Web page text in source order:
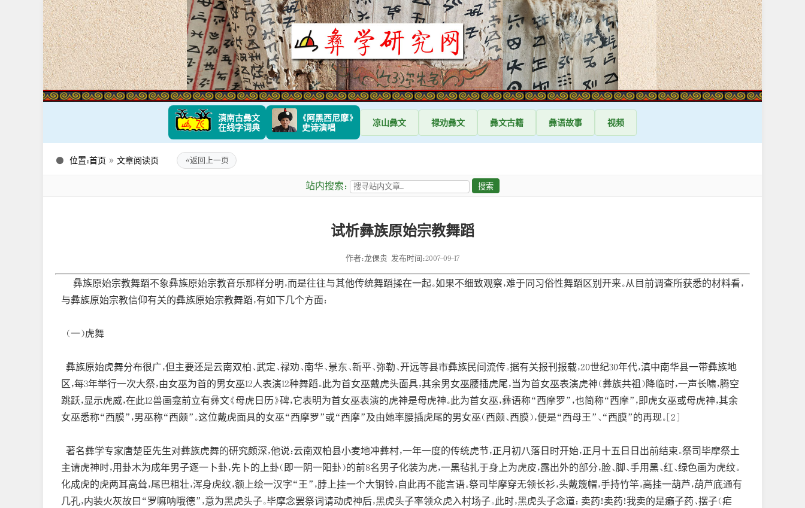
滇南古彝文
在线字词典
《阿黑西尼摩》
史诗演唱
凉山彝文 禄劝彝文 彝文古籍 彝语故事 视频
位置：首页 » 文章阅读页 «返回上一页
站内搜索：
试析彝族原始宗教舞蹈
作者：龙倮贵 发布时间：2007-09-17
彝族原始宗教舞蹈不象彝族原始宗教音乐那样分明，而是往往与其他传统舞蹈揉在一起。如果不细致观察，难于同习俗性舞蹈区别开来。从目前调查所获悉的材料看，
与彝族原始宗教信仰有关的彝族原始宗教舞蹈，有如下几个方面：
（一）虎舞
彝族原始虎舞分布很广，但主要还是云南双柏、武定、禄劝、南华、景东、新平、弥勒、开远等县市彝族民间流传。据有关报刊报载，20世纪30年代，滇中南华县一带彝族地
区，每3年举行一次大祭，由女巫为首的男女巫12人表演12种舞蹈。此为首女巫戴虎头面具，其余男女巫腰插虎尾，当为首女巫表演虎神（彝族共祖）降临时，一声长啸，腾空
跳跃，显示虎威，在此12兽画龛前立有彝文《母虎日历》碑，它表明为首女巫表演的虎神是母虎神。此为首女巫，彝语称“西摩罗”，也简称“西摩”，即虎女巫或母虎神，其余
女巫悉称“西膜”，男巫称“西颇”。这位戴虎面具的女巫“西摩罗”或“西摩”及由她率腰插虎尾的男女巫（西颇、西膜），便是“西母王”、“西膜”的再现。[2]
著名彝学专家唐楚臣先生对彝族虎舞的研究颇深，他说：云南双柏县小麦地冲彝村，一年一度的传统虎节，正月初八落日时开始，正月十五日日出前结束。祭司毕摩祭土
主请虎神时，用卦木为成年男子逐一卜卦，先卜的上卦（即一阴一阳卦）的前8名男子化装为虎，一黑毡扎于身上为虎皮，露出外的部分，脸、脚、手用黑、红、绿色画为虎纹。
化成虎的虎两耳高耸，尾巴粗壮，浑身虎纹，额上绘一汉字“王”，脖上挂一个大铜铃，自此再不能言语。祭司毕摩穿无领长衫，头戴篾帽，手持竹竿，高挂一葫芦，葫芦底通有
几孔，内装火灰故曰“罗嘛呐哦德”，意为黑虎头子。毕摩念罢祭词请动虎神后，黑虎头子率领众虎入村场子。此时，黑虎头子念道： 卖药！卖药！我卖的是癞子药、摆子（疟